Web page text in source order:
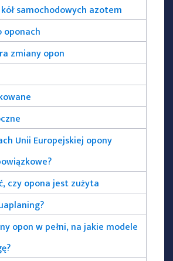
samochodowych azotem
zmiany opon
Unii Europejskiej opony
czy opona jest zużyta
opon w pełni, na jakie modele